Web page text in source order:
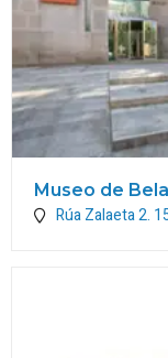
Museo de
Rúa Zalaeta 2.